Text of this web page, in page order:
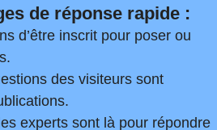
de réponse rapide :
d’être inscrit pour poser ou
des visiteurs sont
experts sont là pour répondre